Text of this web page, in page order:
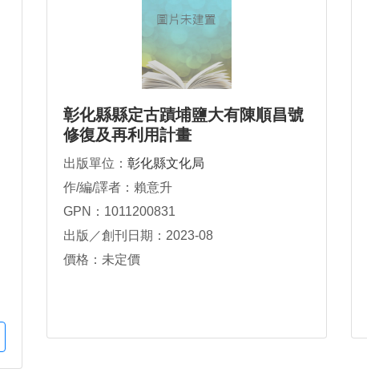
彰化縣縣定古蹟埔鹽大有陳順昌號
修復及再利用計畫
出版單位： 彰化縣文化局
作/編/譯者：賴意升
GPN：1011200831
出版／創刊日期：2023-08
價格：未定價